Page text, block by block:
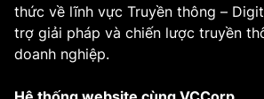
thức về lĩnh vực Truyền thông –
trợ giải pháp và chiến lược truyền
doanh nghiệp.